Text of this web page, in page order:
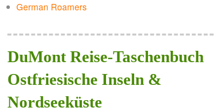
German Roamers
DuMont Reise-Taschenbuch
Ostfriesische Inseln &
Nordseeküste